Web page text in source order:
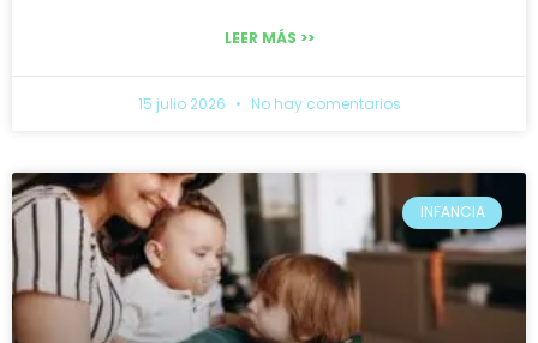
LEER MÁS >>
15 julio 2026 No hay comentarios
INFANCIA